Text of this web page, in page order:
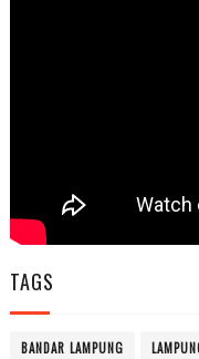
TAGS
BANDAR LAMPUNG